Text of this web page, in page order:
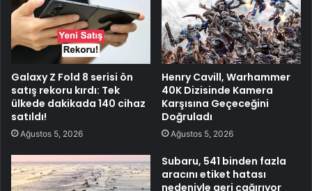
Galaxy Z Fold 8 serisi ön
satış rekoru kırdı: Tek
ülkede dakikada 140 cihaz
satıldı!
Ağustos 5, 2026
Henry Cavill, Warhammer
40K Dizisinde Kamera
Karşısına Geçeceğini
Doğruladı
Ağustos 5, 2026
Subaru, 541 binden fazla
aracını etiket hatası
nedeniyle geri çağırıyor